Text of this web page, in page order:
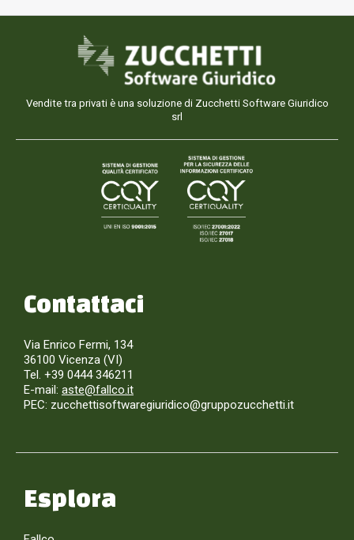
Vendite tra privati è una soluzione di Zucchetti Software Giuridico
srl
Contattaci
Via Enrico Fermi, 134
36100 Vicenza (VI)
Tel. +39 0444 346211
E-mail: aste@fallco.it
PEC: zucchettisoftwaregiuridico@gruppozucchetti.it
Esplora